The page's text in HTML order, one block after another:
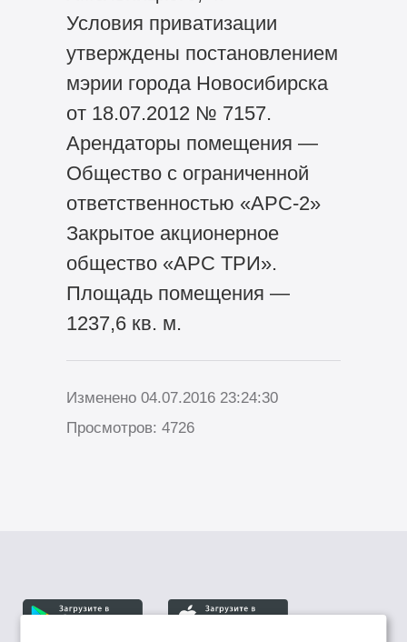
Условия приватизации
утверждены постановлением
мэрии города Новосибирска
от 18.07.2012 № 7157.
Арендаторы помещения —
Общество с ограниченной
ответственностью «АРС-2»
Закрытое акционерное
общество «АРС ТРИ».
Площадь помещения —
1237,6 кв. м.
Изменено 04.07.2016 23:24:30
Просмотров: 4726